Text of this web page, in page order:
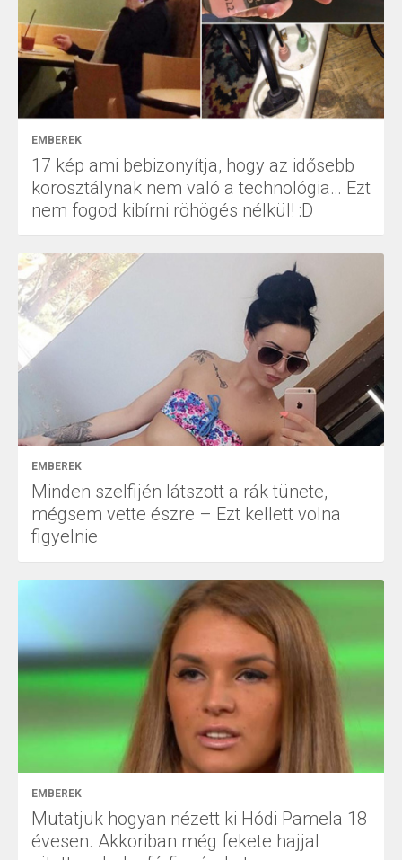
EMBEREK
17 kép ami bebizonyítja, hogy az idősebb
korosztálynak nem való a technológia… Ezt
nem fogod kibírni röhögés nélkül! :D
EMBEREK
Minden szelfijén látszott a rák tünete,
mégsem vette észre – Ezt kellett volna
figyelnie
EMBEREK
Mutatjuk hogyan nézett ki Hódi Pamela 18
évesen. Akkoriban még fekete hajjal